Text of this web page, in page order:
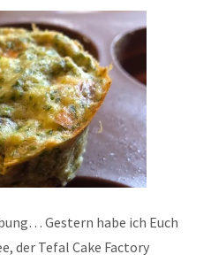
Gestern habe ich Euch
der Tefal Cake Factory